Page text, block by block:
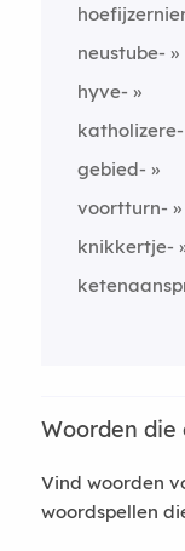
neustube-
hyve-
katholizere-
gebied-
voortturn-
knikkertje-
Woorden die
Vind woorden
woordspellen